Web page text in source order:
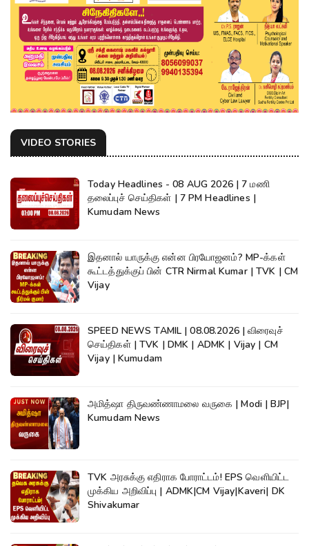
VIDEO STORIES
Today Headlines - 08 AUG 2026 | 7 மணி
தலைப்புச் செய்திகள் | 7 PM Headlines |
Kumudam News
இதனால் யாருக்கு என்ன பிரயோஜனம்? MP-க்கள்
கூட்டத்துக்குப் பின் CTR Nirmal Kumar | TVK | CM
Vijay
SPEED NEWS TAMIL | 08.08.2026 | விரைவுச்
செய்திகள் | TVK | DMK | ADMK | Vijay | CM
Vijay | Kumudam
அமித்ஷா திருவண்ணாமலை வருகை | Modi | BJP|
Kumudam News
TVK அரசுக்கு எதிராக போராட்டம்! EPS வெளியிட்ட
முக்கிய அறிவிப்பு | ADMK|CM Vijay|Kaveri| DK
Shivakumar